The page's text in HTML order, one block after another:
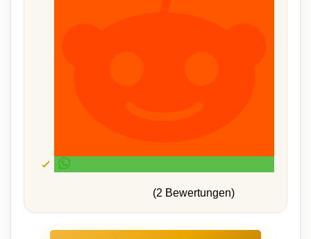
(2 Bewertungen)